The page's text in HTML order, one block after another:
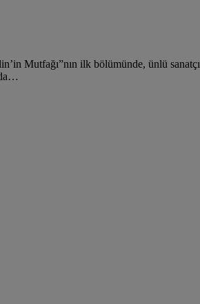
Mutfağı”nın ilk bölümünde, ünlü sanatçı